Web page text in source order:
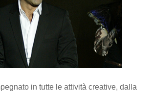
in tutte le attività creative, dalla